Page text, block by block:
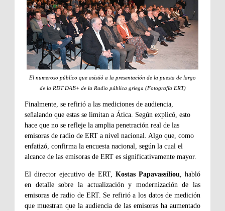
El numeroso público que asistió a la presentación de la puesta de largo
de la RDT DAB+ de la Radio pública griega (Fotografía ERT)
Finalmente, se refirió a las mediciones de audiencia,
señalando que estas se limitan a Ática. Según explicó, esto
hace que no se refleje la amplia penetración real de las
emisoras de radio de ERT a nivel nacional. Algo que, como
enfatizó, confirma la encuesta nacional, según la cual el
alcance de las emisoras de ERT es significativamente mayor.
El director ejecutivo de ERT, Kostas Papavassiliou , habló
en detalle sobre la actualización y modernización de las
emisoras de radio de ERT. Se refirió a los datos de medición
que muestran que la audiencia de las emisoras ha aumentado